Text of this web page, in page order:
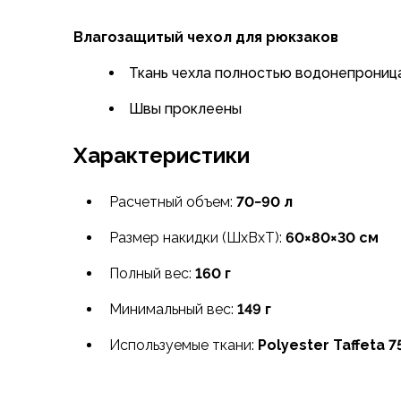
Беговые и спортивные
Пуховые куртки
Куртки с синтетическим утеплителем
Брюки
Мембранные брюки
Брюки с синтетическим утеплителем
Флисовые брюки
Шорты
Термофутболки
Термолеггинсы
Влагозащитый чехол для рюкзаков
Ткань чехла полностью
Швы проклеены
Характеристики
Расчетный объем: 70−90 л
Размер накидки (ШxВxТ): 60×80×30 см
Полный вес: 160 г
Минимальный вес: 149 г
Используемые ткани: Polyester Taffeta